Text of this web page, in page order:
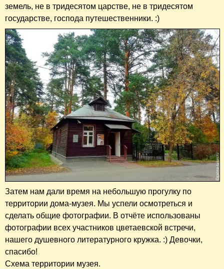
земель, не в тридесятом царстве, не в тридесятом
государстве, господа путешественники. :)
Затем нам дали время на небольшую прогулку по
территории дома-музея. Мы успели осмотреться и
сделать общие фотографии. В отчёте использованы
фотографии всех участников цветаевской встречи,
нашего душевного литературного кружка. :) Девочки,
спасибо!
Схема территории музея.